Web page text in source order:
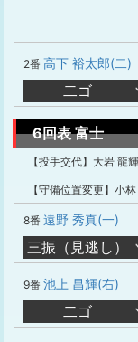
2番 高下 裕太郎(二)
二ゴ
6回表 富士
【投手交代】大岩 龍
【守備位置変更】小
8番 遠野 秀真(一)
三振（見逃し）
9番 池上 昌輝(右)
二ゴ